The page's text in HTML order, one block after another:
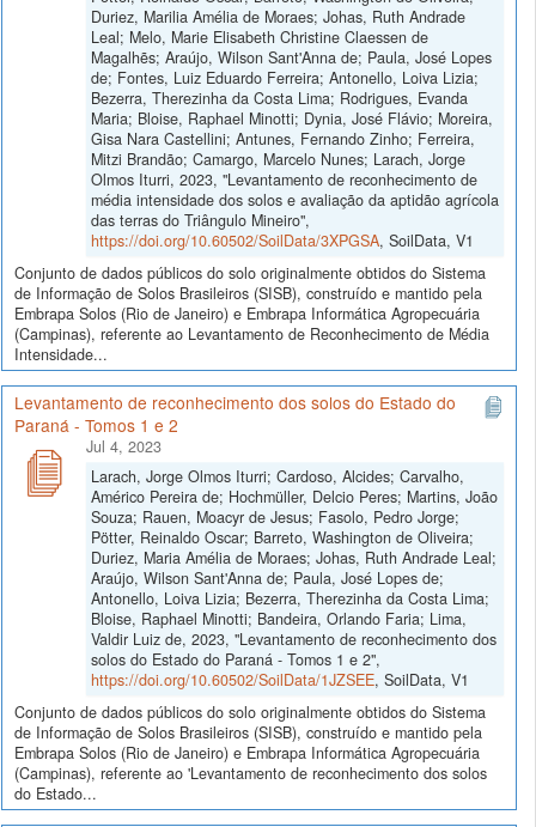
Duriez, Marilia Amélia de Moraes; Johas, Ruth Andrade
Leal; Melo, Marie Elisabeth Christine Claessen de
Magalhẽs; Araújo, Wilson Sant'Anna de; Paula, José Lopes
de; Fontes, Luiz Eduardo Ferreira; Antonello, Loiva Lizia;
Bezerra, Therezinha da Costa Lima; Rodrigues, Evanda
Maria; Bloise, Raphael Minotti; Dynia, José Flávio; Moreira,
Gisa Nara Castellini; Antunes, Fernando Zinho; Ferreira,
Mitzi Brandão; Camargo, Marcelo Nunes; Larach, Jorge
Olmos Iturri, 2023, "Levantamento de reconhecimento de
média intensidade dos solos e avaliação da aptidão agrícola
das terras do Triângulo Mineiro",
https://doi.org/10.60502/SoilData/3XPGSA, SoilData, V1
Conjunto de dados públicos do solo originalmente obtidos do Sistema
de Informação de Solos Brasileiros (SISB), construído e mantido pela
Embrapa Solos (Rio de Janeiro) e Embrapa Informática Agropecuária
(Campinas), referente ao Levantamento de Reconhecimento de Média
Intensidade...
Levantamento de reconhecimento dos solos do Estado do
Paraná - Tomos 1 e 2
Jul 4, 2023
Larach, Jorge Olmos Iturri; Cardoso, Alcides; Carvalho,
Américo Pereira de; Hochmüller, Delcio Peres; Martins, João
Souza; Rauen, Moacyr de Jesus; Fasolo, Pedro Jorge;
Pötter, Reinaldo Oscar; Barreto, Washington de Oliveira;
Duriez, Maria Amélia de Moraes; Johas, Ruth Andrade Leal;
Araújo, Wilson Sant'Anna de; Paula, José Lopes de;
Antonello, Loiva Lizia; Bezerra, Therezinha da Costa Lima;
Bloise, Raphael Minotti; Bandeira, Orlando Faria; Lima,
Valdir Luiz de, 2023, "Levantamento de reconhecimento dos
solos do Estado do Paraná - Tomos 1 e 2",
https://doi.org/10.60502/SoilData/1JZSEE, SoilData, V1
Conjunto de dados públicos do solo originalmente obtidos do Sistema
de Informação de Solos Brasileiros (SISB), construído e mantido pela
Embrapa Solos (Rio de Janeiro) e Embrapa Informática Agropecuária
(Campinas), referente ao 'Levantamento de reconhecimento dos solos
do Estado...